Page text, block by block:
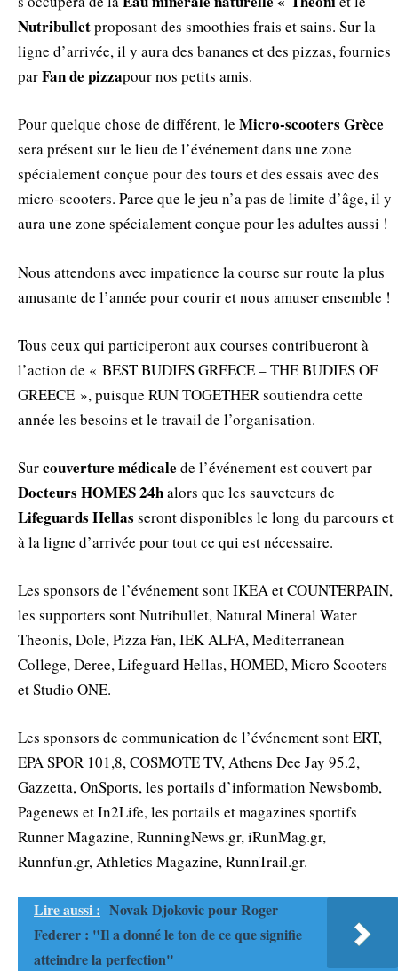
Nutribulletproposant des smoothies frais et sains. Sur la
ligne d’arrivée, il y aura des bananes et des pizzas, fournies
parFan de pizzapour nos petits amis.
Pour quelque chose de différent, le Micro-scooters Grèce
sera présent sur le lieu de l’événement dans une zone
spécialement conçue pour des tours et des essais avec des
micro-scooters. Parce que le jeu n’a pas de limite d’âge, il y
aura une zone spécialement conçue pour les adultes aussi !
Nous attendons avec impatience la course sur route la plus
amusante de l’année pour courir et nous amuser ensemble !
Tous ceux qui participeront aux courses contribueront à
l’action de « BEST BUDIES GREECE – THE BUDIES OF
GREECE », puisque RUN TOGETHER soutiendra cette
année les besoins et le travail de l’organisation.
Surcouverture médicale de l’événement est couvert par
Docteurs HOMES 24halors que les sauveteurs de
Lifeguards Hellas seront disponibles le long du parcours et
à la ligne d’arrivée pour tout ce qui est nécessaire.
Les sponsors de l’événement sont IKEA et COUNTERPAIN,
les supporters sont Nutribullet, Natural Mineral Water
Theonis, Dole, Pizza Fan, IEK ALFA, Mediterranean
College, Deree, Lifeguard Hellas, HOMED, Micro Scooters
et Studio ONE.
Les sponsors de communication de l’événement sont ERT,
EPA SPOR 101,8, COSMOTE TV, Athens Dee Jay 95.2,
Gazzetta, OnSports, les portails d’information Newsbomb,
Pagenews et In2Life, les portails et magazines sportifs
Runner Magazine, RunningNews.gr, iRunMag.gr,
Runnfun.gr, Athletics Magazine, RunnTrail.gr.
Lire aussi : Novak Djokovic pour Roger
Federer : "Il a donné le ton de ce que signifie
atteindre la perfection"